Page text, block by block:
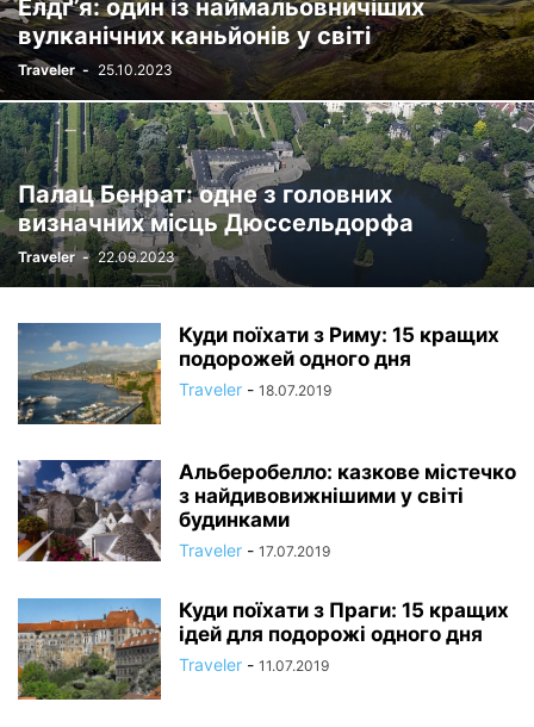
Елдґ’я: один із наймальовничіших
вулканічних каньйонів у світі
Traveler - 25.10.2023
Палац Бенрат: одне з головних
визначних місць Дюссельдорфа
Traveler - 22.09.2023
Куди поїхати з Риму: 15 кращих
подорожей одного дня
Traveler - 18.07.2019
Альберобелло: казкове містечко
з найдивовижнішими у світі
будинками
Traveler - 17.07.2019
Куди поїхати з Праги: 15 кращих
ідей для подорожі одного дня
Traveler - 11.07.2019